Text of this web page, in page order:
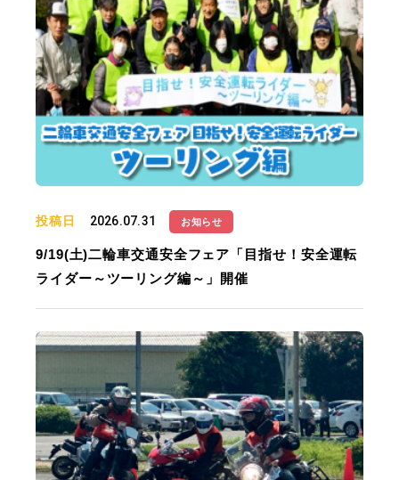
投稿日 2026.07.31 お知らせ
9/19(土)二輪車交通安全フェア「目指せ！安全運転
ライダー～ツーリング編～」開催